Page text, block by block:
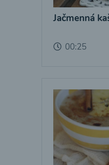
Jačmenná
00:25